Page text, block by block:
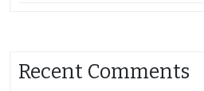
Recent Comments